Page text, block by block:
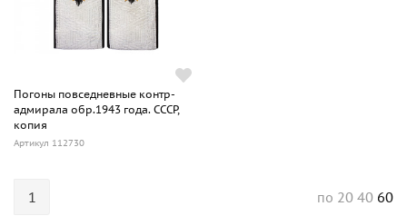
Погоны повседневные контр-
адмирала обр.1943 года. СССР,
копия
Артикул 112730
1 по 20 40 60